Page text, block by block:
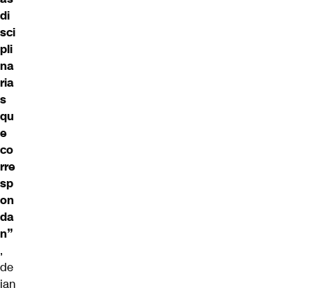
di
sci
pli
na
ria
s
qu
e
co
rre
sp
on
da
n”
,
de
jan